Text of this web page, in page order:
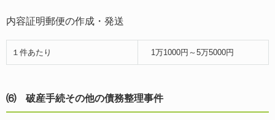
内容証明郵便の作成・発送
１件あたり 1万1000円～5万5000円
⑹ 破産手続その他の債務整理事件